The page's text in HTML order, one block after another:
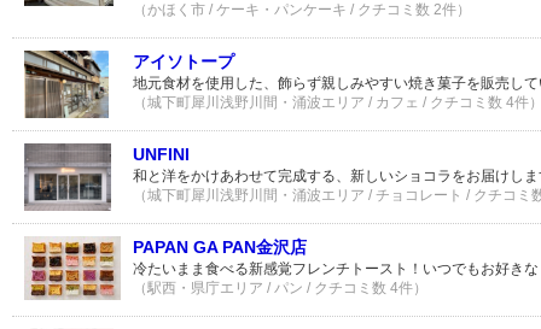
（かほく市 / ケーキ・パンケーキ / クチコミ数 2件）
アイソトープ
地元食材を使用した、飾らず親しみやすい焼き菓子を販売し
（城下町犀川浅野川間・涌波エリア / カフェ / クチコミ数 4件
UNFINI
和と洋をかけあわせて完成する、新しいショコラをお届けし
（城下町犀川浅野川間・涌波エリア / チョコレート / クチコミ
PAPAN GA PAN金沢店
冷たいまま食べる新感覚フレンチトースト！いつでもお好き
（駅西・県庁エリア / パン / クチコミ数 4件）